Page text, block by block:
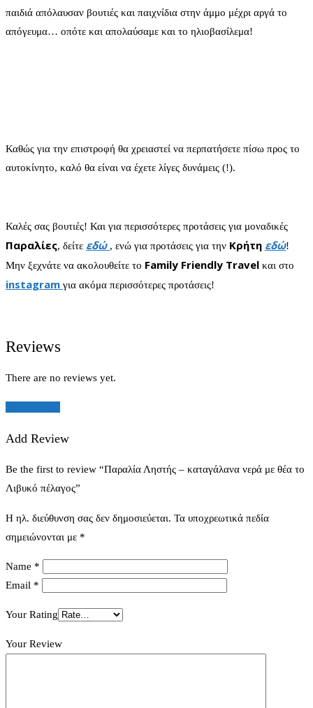
παιδιά απόλαυσαν βουτιές και παιχνίδια στην άμμο μέχρι αργά το
απόγευμα… οπότε και απολαύσαμε και το ηλιοβασίλεμα!
Καθώς για την επιστροφή θα χρειαστεί να περπατήσετε πίσω προς το
αυτοκίνητο, καλό θα είναι να έχετε λίγες δυνάμεις (!).
Καλές σας βουτιές! Και για περισσότερες προτάσεις για μοναδικές
Παραλίες, δείτε εδώ , ενώ για προτάσεις για την Κρήτη εδώ!
Μην ξεχνάτε να ακολουθείτε το Family Friendly Travel και στο
instagram για ακόμα περισσότερες προτάσεις!
Reviews
There are no reviews yet.
Add Review
Be the first to review “Παραλία Ληστής – καταγάλανα νερά με θέα το
Λιβυκό πέλαγος”
Η ηλ. διεύθυνση σας δεν δημοσιεύεται. Τα υποχρεωτικά πεδία
σημειώνονται με *
Name *
Email *
Your Rating
Your Review